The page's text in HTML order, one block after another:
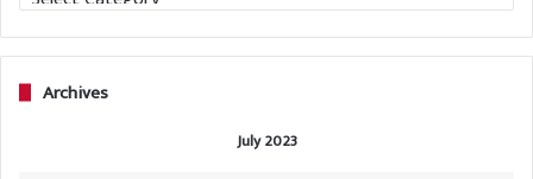
Archives
July 2023